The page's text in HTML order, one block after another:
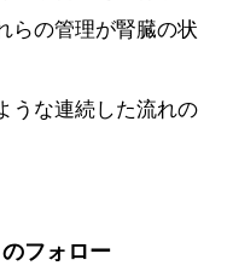
らの管理が腎臓の状
うな連続した流れの
フォロー